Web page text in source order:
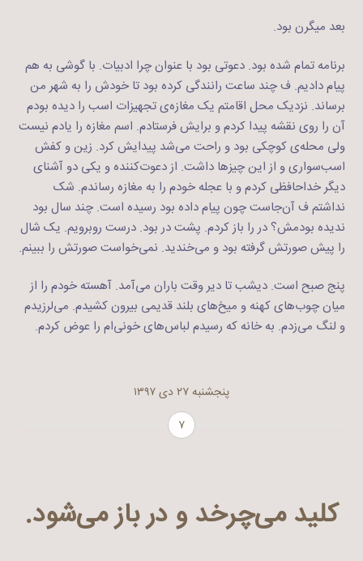
بعد میگرن بود.
برنامه‌ تمام شده بود. دعوتی بود با عنوان چرا ادبیات. با گوشی به هم
پیام دادیم. ف چند ساعت رانندگی کرده بود تا خودش را به شهر من
برساند. نزدیک محل اقامتم یک مغازه‌ی تجهیزات اسب را دیده بودم
آن را روی نقشه پیدا کردم و برایش فرستادم. اسم مغازه را یادم نیست
ولی محله‌ی کوچکی بود و راحت می‌شد پیدایش کرد. زین و کفش
اسب‌سواری و از این چیزها داشت. از دعوت‌کننده و یکی دو آشنای
دیگر خداحافظی کردم و با عجله خودم را به مغازه‌ رساندم. شک
نداشتم ف آن‌جاست چون پیام داده بود رسیده است. چند سال بود
ندیده بودمش؟ در را باز کردم. پشت در بود. درست روبرویم. یک شال
را پیش صورتش گرفته بود و می‌خندید. نمی‌خواست صورتش را ببینم.
پنج صبح است. دیشب تا دیر وقت باران می‌آمد. آهسته خودم را از
میان چوب‌های کهنه و میخ‌های بلند قدیمی بیرون کشیدم. می‌لرزیدم
و لنگ می‌زدم. به خانه که رسیدم لباس‌های خونی‌ام را عوض کردم.
پنجشنبه ۲۷ دی ۱۳۹۷
۷
کلید می‌چرخد و در باز می‌شود.